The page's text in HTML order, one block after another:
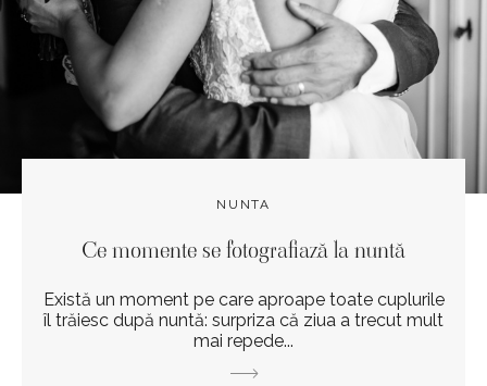
NUNTA
Ce momente se fotografiază la nuntă
Există un moment pe care aproape toate cuplurile
îl trăiesc după nuntă: surpriza că ziua a trecut mult
mai repede...